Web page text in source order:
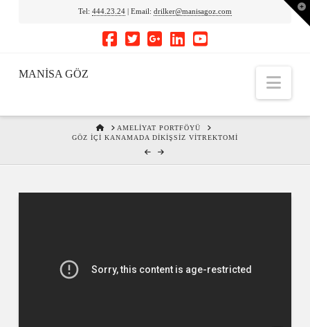
Tel: 444.23.24| Email: drilker@manisagoz.com
MANİSA GÖZ
HOMEAMELIYAT PORTFÖYÜ
GÖZ İÇI KANAMADA DIKIŞSIZ VITREKTOMI